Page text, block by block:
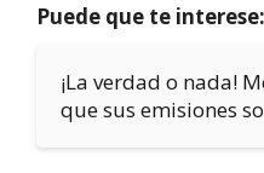
Puede que te interese:
¡La verdad o nada!
que sus emisiones